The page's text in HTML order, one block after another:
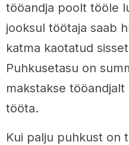
tööandja poolt tööle
jooksul töötaja saab
katma kaotatud
Puhkusetasu on
makstakse
tööta.
Kui palju puhkust on